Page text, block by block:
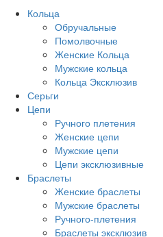
Кольца
Обручальные
Помолвочные
Женские Кольца
Мужские кольца
Кольца Эксклюзив
Серьги
Цепи
Ручного плетения
Женские цепи
Мужские цепи
Цепи эксклюзивные
Браслеты
Женские браслеты
Мужские браслеты
Ручного-плетения
Браслеты эксклюзив